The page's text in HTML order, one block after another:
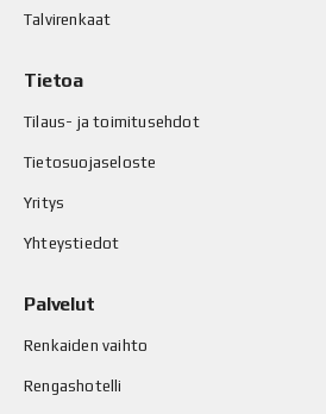
Talvirenkaat
Tietoa
Tilaus- ja toimitusehdot
Tietosuojaseloste
Yritys
Yhteystiedot
Palvelut
Renkaiden vaihto
Rengashotelli